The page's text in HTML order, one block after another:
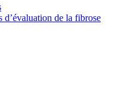
de la fibrose